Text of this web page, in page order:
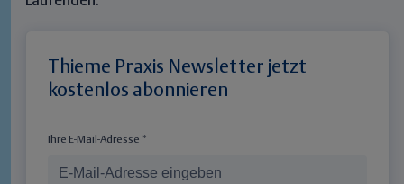
Thieme Praxis Newsletter jetzt
kostenlos abonnieren
Ihre E-Mail-Adresse *